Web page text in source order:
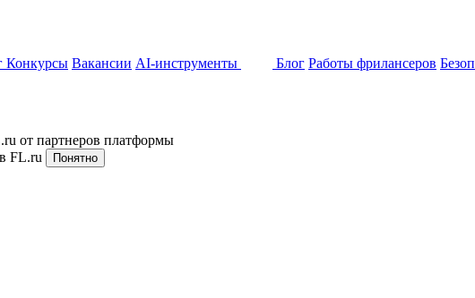
Конкурсы Вакансии AI-инструменты Блог Работы фрилансеров
от партнеров платформы
FL.ru
Понятно